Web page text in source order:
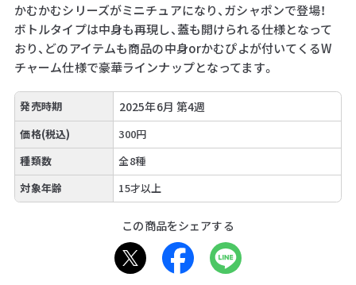
かむかむシリーズがミニチュアになり、ガシャポンで登場！
ボトルタイプは中身も再現し、蓋も開けられる仕様となって
おり、どのアイテムも商品の中身orかむぴよが付いてくるW
チャーム仕様で豪華ラインナップとなってます。
発売時期 2025年6月 第4週
価格(税込)
300円
種類数
全8種
対象年齢
15才以上
この商品をシェアする